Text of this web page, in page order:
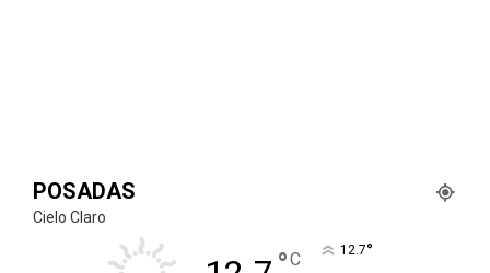
POSADAS
Cielo Claro
°C 12.7°